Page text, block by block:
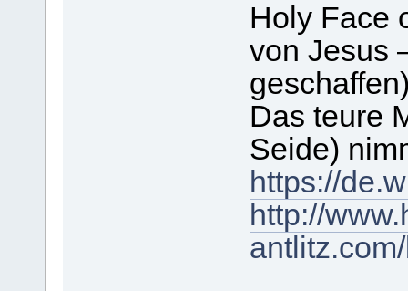
Holy Face
von Jesus
Das teure
Seide)
https://
http://